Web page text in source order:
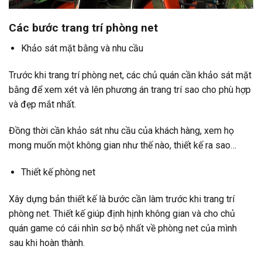
Các bước trang trí phòng net
Khảo sát mặt bằng và nhu cầu
Trước khi trang trí phòng net, các chủ quán cần khảo sát mặt
bằng để xem xét và lên phương án trang trí sao cho phù hợp
và đẹp mắt nhất.
Đồng thời cần khảo sát nhu cầu của khách hàng, xem họ
mong muốn một không gian như thế nào, thiết kế ra sao…
Thiết kế phòng net
Xây dựng bản thiết kế là bước cần làm trước khi trang trí
phòng net. Thiết kế giúp định hịnh không gian và cho chủ
quán game có cái nhìn sơ bộ nhất về phòng net của mình
sau khi hoàn thành.